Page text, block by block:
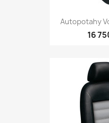
Autopotahy
16